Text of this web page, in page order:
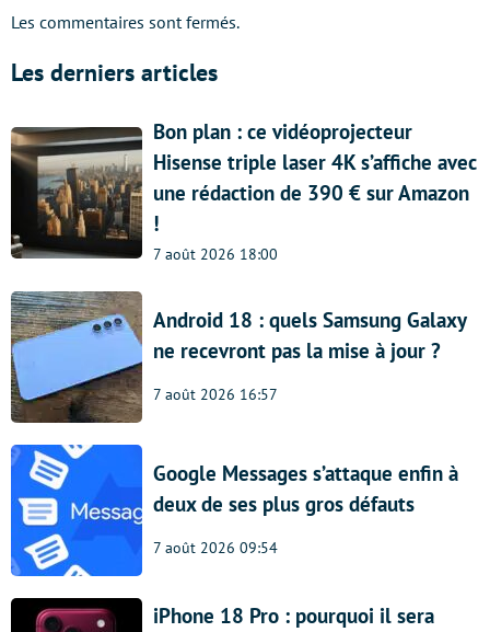
Les commentaires sont fermés.
Les derniers articles
Bon plan : ce vidéoprojecteur
Hisense triple laser 4K s’affiche avec
une rédaction de 390 € sur Amazon
!
7 août 2026 18:00
Android 18 : quels Samsung Galaxy
ne recevront pas la mise à jour ?
7 août 2026 16:57
Google Messages s’attaque enfin à
deux de ses plus gros défauts
7 août 2026 09:54
iPhone 18 Pro : pourquoi il sera